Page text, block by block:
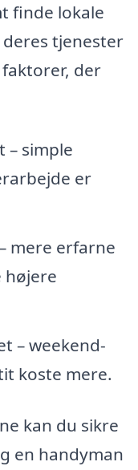
finde lokale
tjenester
der
– simple
er
mere erfarne
højere
– weekend-
koste mere.
kan du sikre
en handyman